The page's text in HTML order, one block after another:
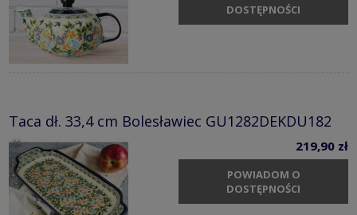
DOSTĘPNOŚCI
Taca dł. 33,4 cm Bolesławiec GU1282DEKDU182
219,90 zł
POWIADOM O
DOSTĘPNOŚCI